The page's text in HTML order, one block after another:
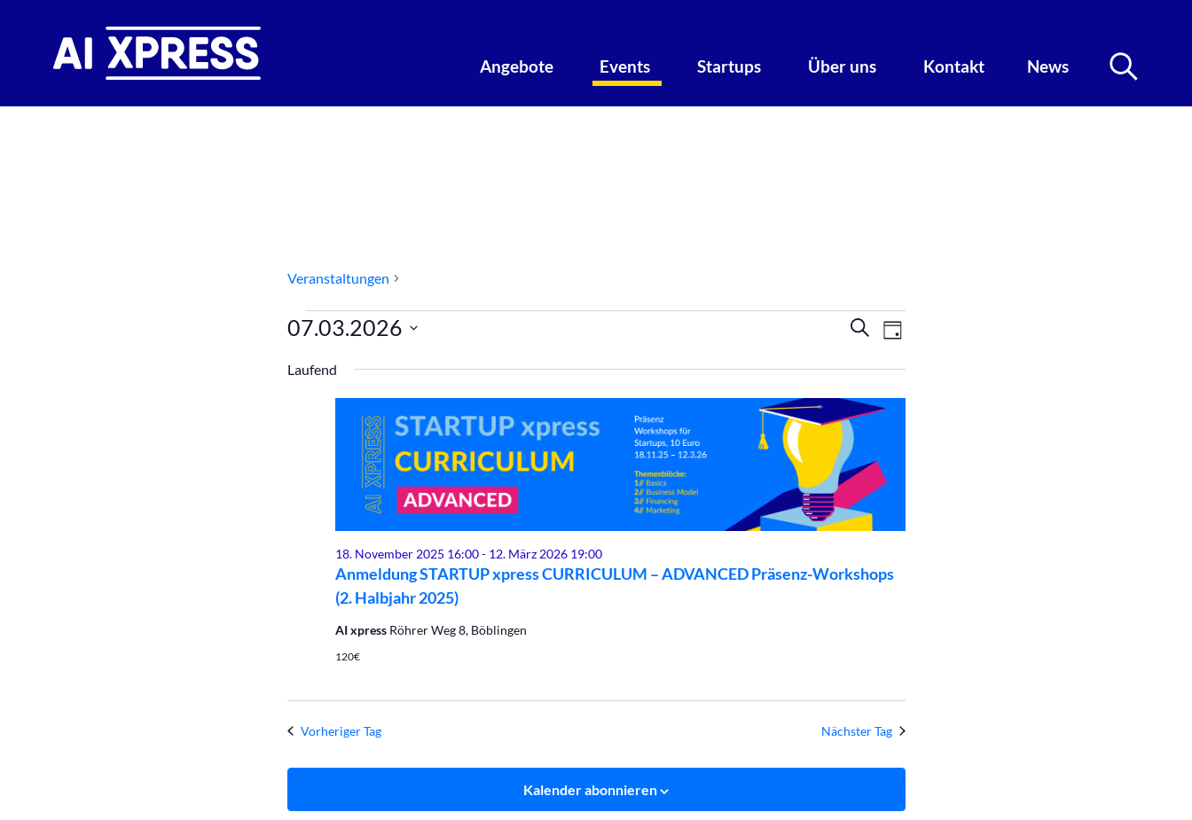
Angebote Events Startups Über uns Kontakt News
Veranstaltungen
Veranstaltungen
für
Veranstaltungen
Suche
und
Ansichten,
Navigation
SucheVeranstaltung
Tag
07.03.2026
wählen.
Laufend
Anmeldung STARTUP xpress CURRICULUM – ADVANCED Präsenz-Workshops
(2. Halbjahr 2025)
18. November 2025 16:00- 12. März 2026 19:00
AI xpress Röhrer Weg 8, Böblingen
120€
Vorheriger Tag Nächster Tag
Kalender abonnieren